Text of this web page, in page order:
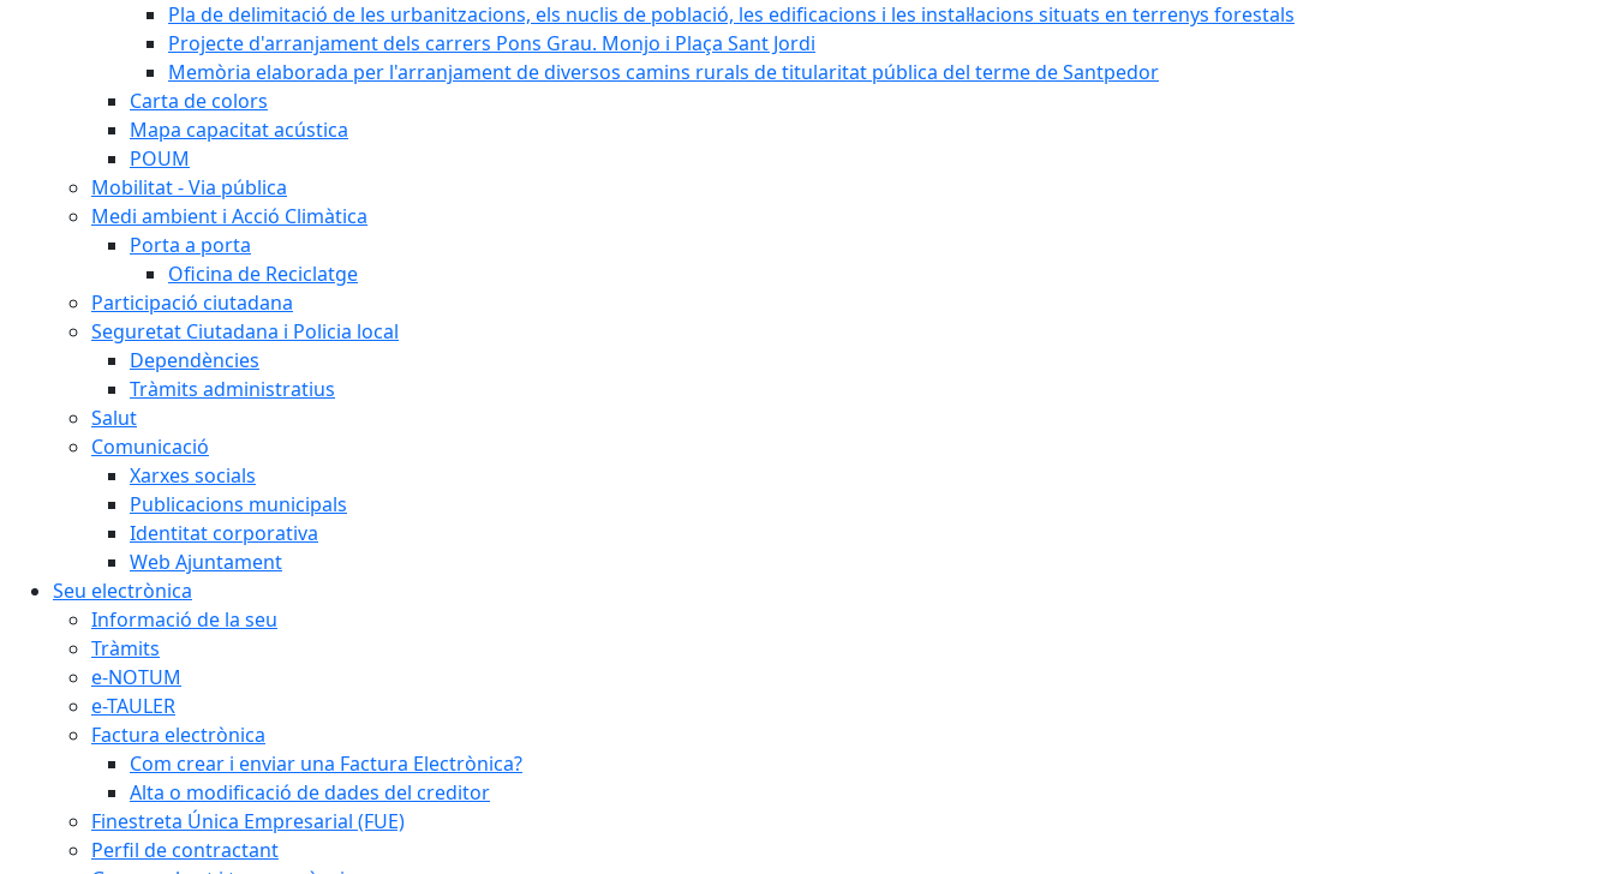
Pla de delimitació de les urbanitzacions, els nuclis de població, les edificacions i les instal·lacions situats en terrenys forestals
Projecte d'arranjament dels carrers Pons Grau. Monjo i Plaça Sant Jordi
Memòria elaborada per l'arranjament de diversos camins rurals de titularitat pública del terme de Santpedor
Carta de colors
Mapa capacitat acústica
POUM
Mobilitat - Via pública
Medi ambient i Acció Climàtica
Porta a porta
Oficina de Reciclatge
Participació ciutadana
Seguretat Ciutadana i Policia local
Dependències
Tràmits administratius
Salut
Comunicació
Xarxes socials
Publicacions municipals
Identitat corporativa
Web Ajuntament
Seu electrònica
Informació de la seu
Tràmits
e-NOTUM
e-TAULER
Factura electrònica
Com crear i enviar una Factura Electrònica?
Alta o modificació de dades del creditor
Finestreta Única Empresarial (FUE)
Perfil de contractant